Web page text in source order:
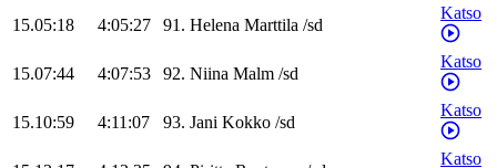
15.05:18 4:05:27 91. Helena Marttila /sd
Katso
15.07:44 4:07:53 92. Niina Malm /sd
Katso
15.10:59 4:11:07 93. Jani Kokko /sd
Katso
Katso